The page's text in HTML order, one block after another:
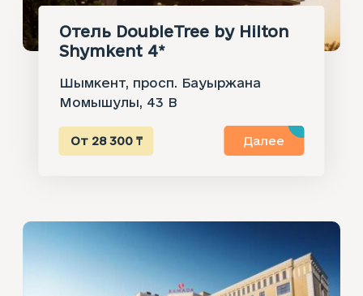
Отель DoubleTree by Hilton
Shymkent 4*
Шымкент, просп. Бауыржана
Момышулы, 43 B
От 28 300 ₸ Далее